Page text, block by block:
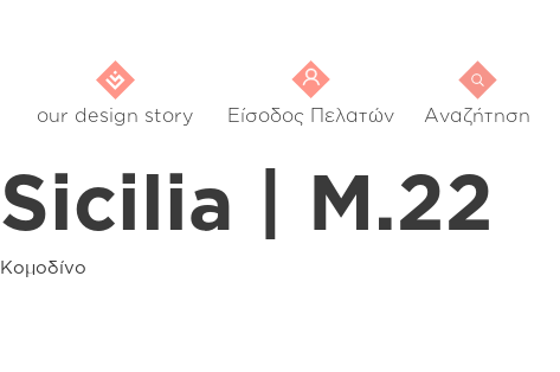
our design story Είσοδος Πελατών Αναζήτηση
Sicilia | M.22
Κομοδίνο